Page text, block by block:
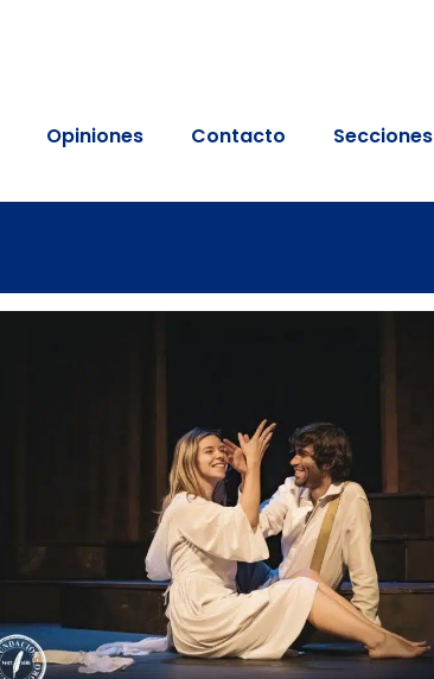
Opiniones Contacto Secciones